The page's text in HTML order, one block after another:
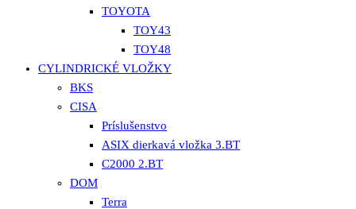
TOYOTA
TOY43
TOY48
CYLINDRICKÉ VLOŽKY
BKS
CISA
Príslušenstvo
ASIX dierkavá vložka 3.BT
C2000 2.BT
DOM
Terra